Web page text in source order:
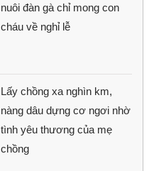
nuôi đàn gà chỉ mong con
cháu về nghỉ lễ
Lấy chồng xa nghìn km,
nàng dâu dựng cơ ngơi nhờ
tình yêu thương của mẹ
chồng